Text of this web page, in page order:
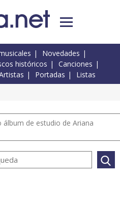
Novedades
históricos
Canciones
Portadas Listas
álbum de estudio de Ariana